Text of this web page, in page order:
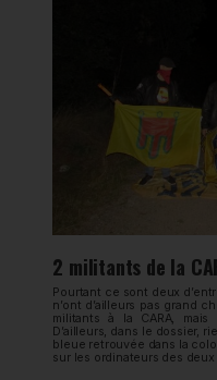
2 militants de la
Pourtant ce sont deux
n’ont d’ailleurs pas grand
militants à la CARA,
D’ailleurs, dans le dossier,
bleue retrouvée dans la
sur les ordinateurs des deux